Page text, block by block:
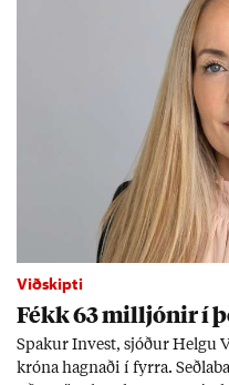
Viðskipti
Fékk 63 millj­ón­ir í
Spak­ur In­vest, sjóð­ur Helgu
króna hagn­aði í fyrra.